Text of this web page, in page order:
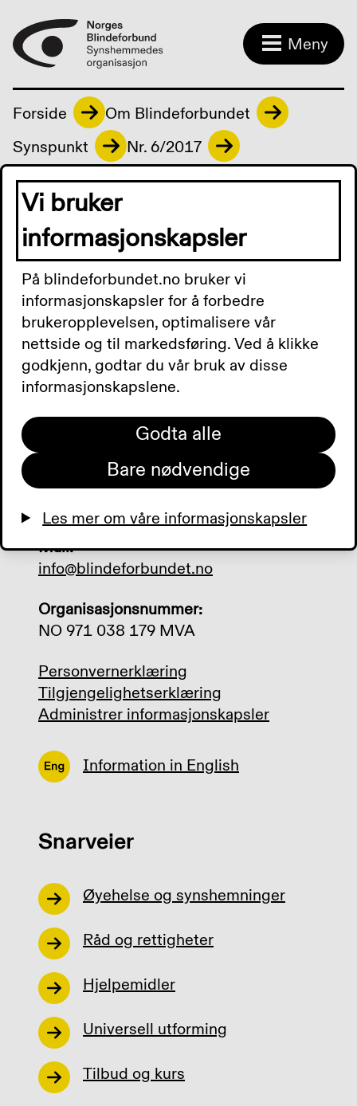
Meny
Forside
Om Blindeforbundet
Synspunkt
Nr. 6/2017
Synspunkt 6 2017.pdf
Kontakt oss
Besøksadresse:
Sporveisgata 10, 0354 Oslo
Postadresse:
Postboks 5900 Majorstuen, 0308 Oslo
Telefon:
Mail:
info@blindeforbundet.no
Organisasjonsnummer:
NO 971 038 179 MVA
Personvernerklæring
Tilgjengelighetserklæring
Administrer informasjonskapsler
Information in English
Snarveier
Øyehelse og synshemninger
Råd og rettigheter
Hjelpemidler
Universell utforming
Tilbud og kurs
Vi bruker
informasjonskapsler
På blindeforbundet.no bruker vi
informasjonskapsler for å forbedre
brukeropplevelsen, optimalisere vår
nettside og til markedsføring. Ved å klikke
godkjenn, godtar du vår bruk av disse
informasjonskapslene.
Godta alle
Bare nødvendige
Les mer om våre informasjonskapsler